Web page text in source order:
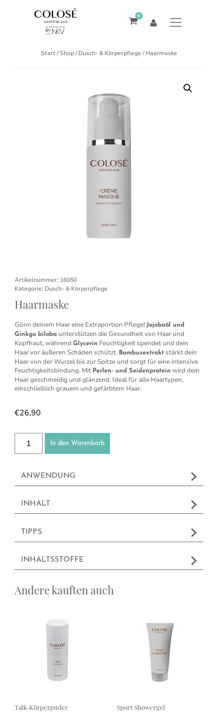
0
Start/Shop/Dusch- & Körperpflege / Haarmaske
Artikelnummer: 16050
Kategorie: Dusch- & Körperpflege
Haarmaske
Gönn deinem Haar eine Extraportion Pflege! Jojobaöl und
Ginkgo biloba unterstützen die Gesundheit von Haar und
Kopfhaut, während Glycerin Feuchtigkeit spendet und dein
Haar vor äußeren Schäden schützt. Bambusextrakt stärkt dein
Haar von der Wurzel bis zur Spitze und sorgt für eine intensive
Feuchtigkeitsbindung. Mit Perlen- und Seidenprotein wird dein
Haar geschmeidig und glänzend. Ideal für alle Haartypen,
einschließlich grauem und gefärbtem Haar.
€26,90
Haarmaske Menge
In den Warenkorb
ANWENDUNG
INHALT
TIPPS
INHALTSSTOFFE
Andere kauften auch
Talk-Körperpuder Sport Showergel